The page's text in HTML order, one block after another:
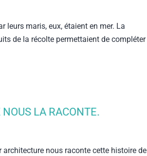
leurs maris, eux, étaient en mer. La
de la récolte permettaient de compléter
NOUS LA RACONTE.
nous raconte cette histoire de